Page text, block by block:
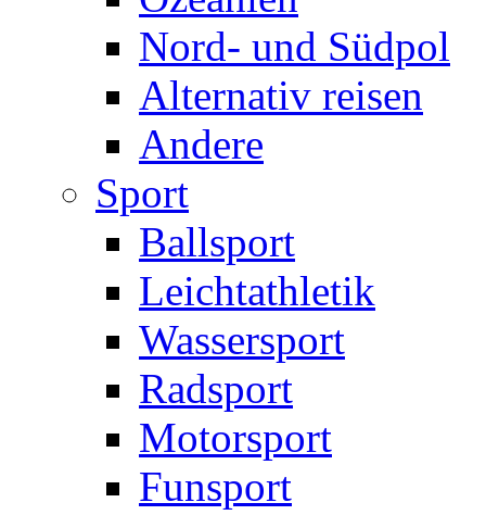
Nord- und Südpol
Alternativ reisen
Andere
Sport
Ballsport
Leichtathletik
Wassersport
Radsport
Motorsport
Funsport